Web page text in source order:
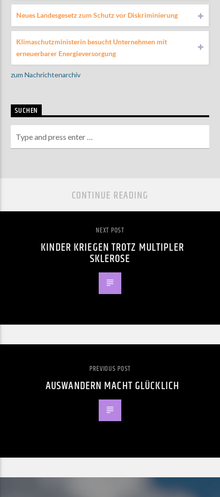
Neues Landesgesetz zum Schutz vor Diskriminierung
Klimaschutzministerin besucht Unternehmen mit
erneuerbarer Energieversorgung
zum Nachrichtenarchiv
SUCHEN
CONTINUE READING
NEXT POST
KINDER KRIEGEN TROTZ MULTIPLER
SKLEROSE
PREVIOUS POST
AUSWANDERN MACHT GLÜCKLICH